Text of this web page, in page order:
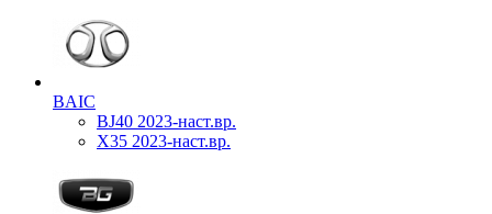
BAIC
BJ40 2023-наст.вр.
X35 2023-наст.вр.